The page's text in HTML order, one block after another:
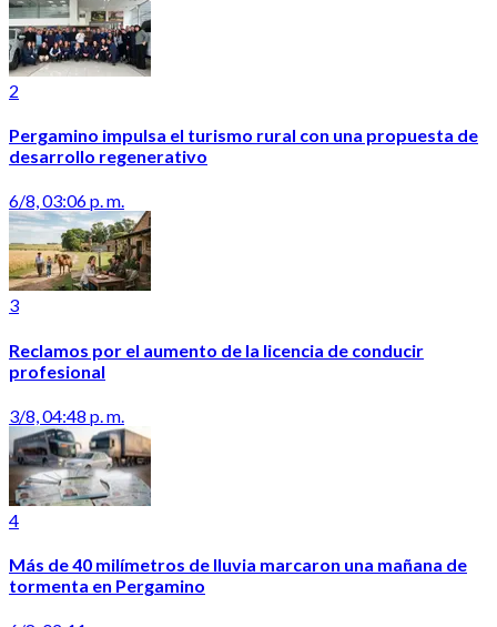
2
Pergamino impulsa el turismo rural con una propuesta de
desarrollo regenerativo
6/8, 03:06 p. m.
3
Reclamos por el aumento de la licencia de conducir
profesional
3/8, 04:48 p. m.
4
Más de 40 milímetros de lluvia marcaron una mañana de
tormenta en Pergamino